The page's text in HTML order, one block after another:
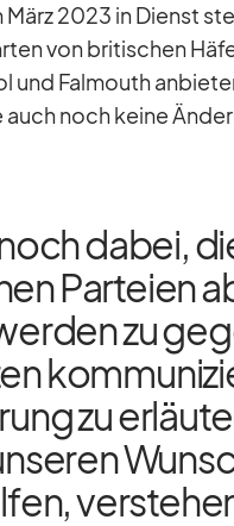
2023 in Dienst
von bri­ti­schen
und Fal­mouth
noch keine
da­bei,
Par­teien
zu
zu